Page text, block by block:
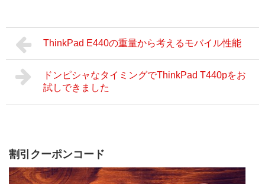
ThinkPad E440の重量から考えるモバイル性能
ドンピシャなタイミングでThinkPad T440pをお
試しできました
割引クーポンコード